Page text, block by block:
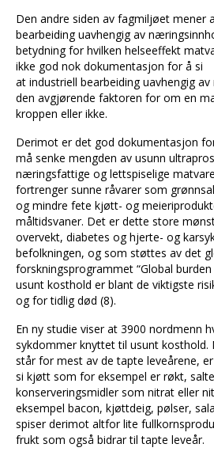
Den andre siden av fagmiljøet mener
bearbeiding uavhengig av
betydning for hvilken helseeffekt
ikke god nok dokumentasjon for å si
at industriell bearbeiding uavhengig
den avgjørende faktoren for om en
kroppen eller ikke.
Derimot er det god dokumentasjon
må senke mengden av usunn
næringsfattige og lettspiselige
fortrenger sunne råvarer som
og mindre fete kjøtt- og
måltidsvaner. Det er dette store
overvekt, diabetes og hjerte- og
befolkningen, og som støttes av det
forskningsprogrammet “Global
usunt kosthold er blant de viktigste
og for tidlig død (8).
En ny studie viser at 3900 nordmenn
sykdommer knyttet til usunt kosthold.
står for mest av de tapte leveårene,
si kjøtt som for eksempel er røkt,
konserveringsmidler som nitrat eller
eksempel bacon, kjøttdeig, pølser,
spiser derimot altfor lite
frukt som også bidrar til tapte leveår.